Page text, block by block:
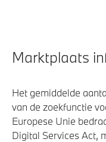
Marktplaats
Het gemiddelde
van de zoekfunctie
Europese Unie
Digital Services Act,